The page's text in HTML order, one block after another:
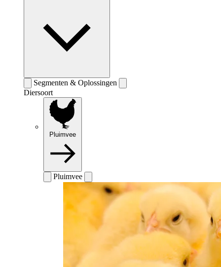
Segmenten & Oplossingen
Diersoort
Pluimvee
Pluimvee